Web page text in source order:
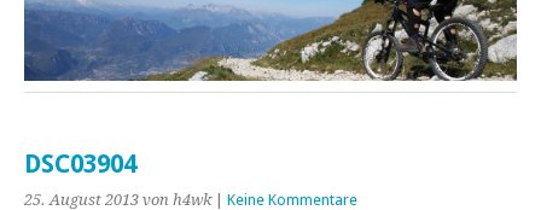
DSC03904
25. August 2013 von h4wk| Keine Kommentare